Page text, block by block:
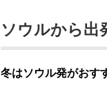
ソウルから出
冬はソウル発がおす